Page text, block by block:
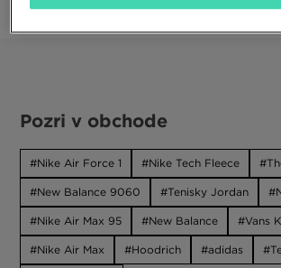
Trendy
Pozri v obchode
Nike Air Force 1 Nike Tech Fleece
New Balance 9060 Tenisky Jordan
Nike Air Max 95 New Balance Vans
Nike Air Max Hoodrich adidas